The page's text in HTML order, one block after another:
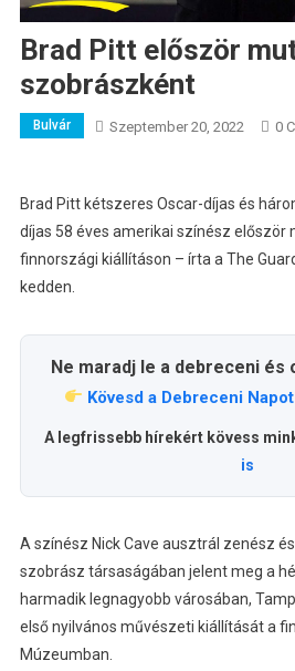
Brad Pitt először
szobrászként
Bulvár Szeptember 20, 2022 0
Brad Pitt kétszeres Oscar-díjas és
díjas 58 éves amerikai színész
finnországi kiállításon – írta a The
kedden.
Ne maradj le a debreceni
Kövesd a Debreceni
A legfrissebb hírekért kövess
is
A színész Nick Cave ausztrál zenész
szobrász társaságában jelent meg a
harmadik legnagyobb városában,
első nyilvános művészeti kiállítását a
Múzeumban.